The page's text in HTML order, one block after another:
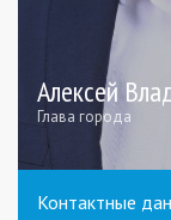
Алексей
Глава города
Контактные